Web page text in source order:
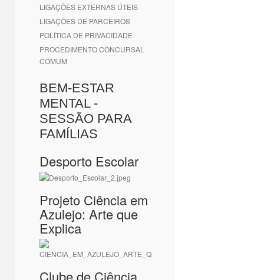
LIGAÇÕES EXTERNAS ÚTEIS
LIGAÇÕES DE PARCEIROS
POLÍTICA DE PRIVACIDADE
PROCEDIMENTO CONCURSAL
COMUM
BEM-ESTAR
MENTAL -
SESSÃO PARA
FAMÍLIAS
Desporto Escolar
Projeto Ciência em
Azulejo: Arte que
Explica
Clube de Ciência